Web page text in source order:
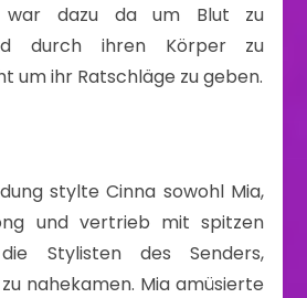
war dazu da um Blut zu
durch ihren Körper zu
um ihr Ratschläge zu geben.
stylte Cinna sowohl Mia,
und vertrieb mit spitzen
Stylisten des Senders,
nahekamen. Mia amüsierte